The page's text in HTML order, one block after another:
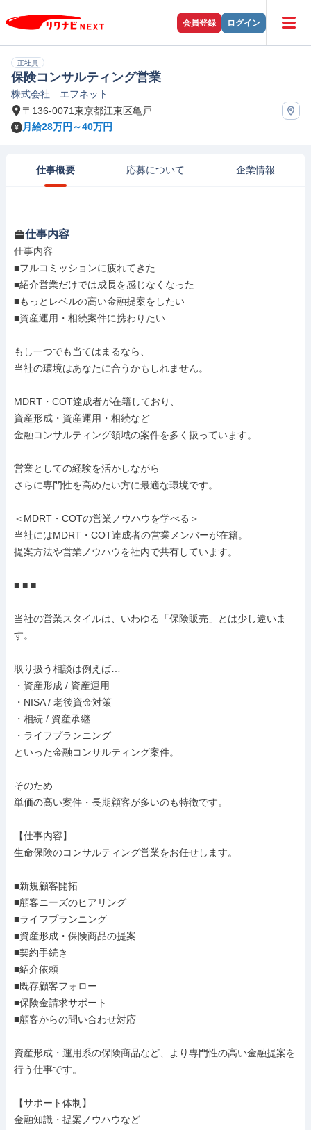
会員登録 ログイン
正社員
保険コンサルティング営業
株式会社 エフネット
〒136-0071東京都江東区亀戸
月給28万円～40万円
仕事概要 応募について 企業情報
仕事内容
仕事内容
■フルコミッションに疲れてきた
■紹介営業だけでは成長を感じなくなった
■もっとレベルの高い金融提案をしたい
■資産運用・相続案件に携わりたい
もし一つでも当てはまるなら、
当社の環境はあなたに合うかもしれません。
MDRT・COT達成者が在籍しており、
資産形成・資産運用・相続など
金融コンサルティング領域の案件を多く扱っています。
営業としての経験を活かしながら
さらに専門性を高めたい方に最適な環境です。
＜MDRT・COTの営業ノウハウを学べる＞
当社にはMDRT・COT達成者の営業メンバーが在籍。
提案方法や営業ノウハウを社内で共有しています。
■ ■ ■
当社の営業スタイルは、いわゆる「保険販売」とは少し違いま
す。
取り扱う相談は例えば…
・資産形成 / 資産運用
・NISA / 老後資金対策
・相続 / 資産承継
・ライフプランニング
といった金融コンサルティング案件。
そのため
単価の高い案件・長期顧客が多いのも特徴です。
【仕事内容】
生命保険のコンサルティング営業をお任せします。
■新規顧客開拓
■顧客ニーズのヒアリング
■ライフプランニング
■資産形成・保険商品の提案
■契約手続き
■紹介依頼
■既存顧客フォロー
■保険金請求サポート
■顧客からの問い合わせ対応
資産形成・運用系の保険商品など、より専門性の高い金融提案を
行う仕事です。
【サポート体制】
金融知識・提案ノウハウなど